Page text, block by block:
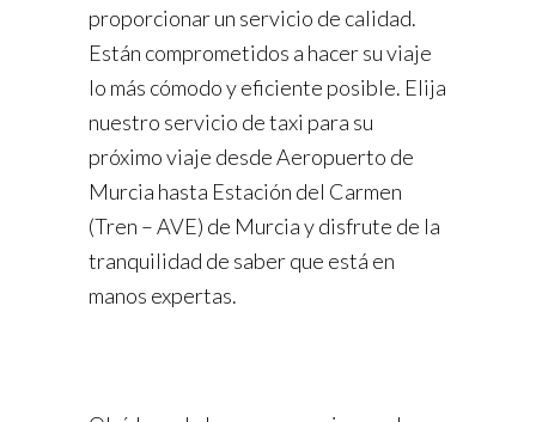
proporcionar un servicio de calidad.
Están comprometidos a hacer su viaje
lo más cómodo y eficiente posible. Elija
nuestro servicio de taxi para su
próximo viaje desde Aeropuerto de
Murcia hasta Estación del Carmen
(Tren – AVE) de Murcia y disfrute de la
tranquilidad de saber que está en
manos expertas.